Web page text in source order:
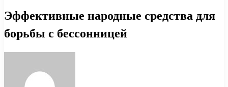
Эффективные народные средства для
борьбы с бессонницей